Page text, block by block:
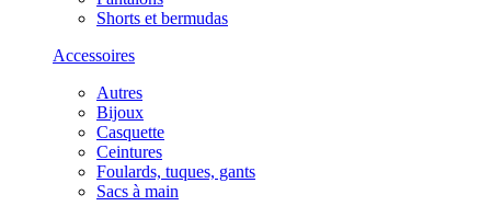
Shorts et bermudas
Accessoires
Autres
Bijoux
Casquette
Ceintures
Foulards, tuques, gants
Sacs à main